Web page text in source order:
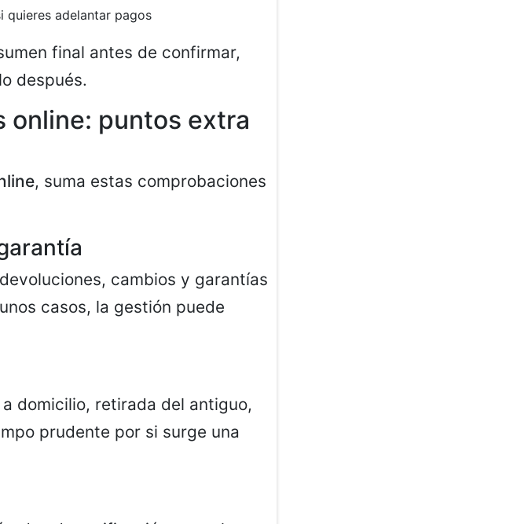
quieres adelantar pagos
final antes de confirmar,
después.
online: puntos extra
, suma estas comprobaciones
cambios y garantías
casos, la gestión puede
domicilio, retirada del antiguo,
prudente por si surge una